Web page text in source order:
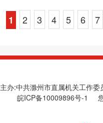
1 2 3 4 5 6 7
主办:中共滁州市直属机关工作
皖ICP备10009896号-1
您